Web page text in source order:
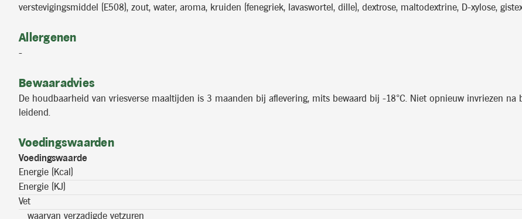
verstevigingsmiddel (E508), zout, water, aroma, kruiden (fenegriek, lavaswortel, dille), dextrose, maltodextrine, D-xylose,
Allergenen
-
Bewaaradvies
De houdbaarheid van vriesverse maaltijden is 3 maanden bij aflevering, mits bewaard bij -18°C. Niet opnieuw invriezen
leidend.
Voedingswaarden
Voedingswaarde
Energie (Kcal)
Energie (KJ)
Vet
waarvan verzadigde vetzuren